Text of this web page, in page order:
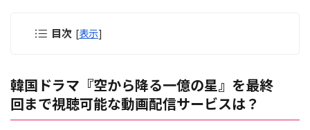
目次 [表示]
韓国ドラマ『空から降る一億の星』を最終
回まで視聴可能な動画配信サービスは？